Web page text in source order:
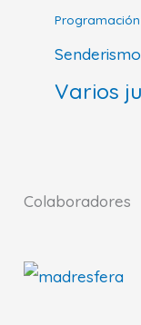
Programación
Senderismo
Varios
Colaboradores